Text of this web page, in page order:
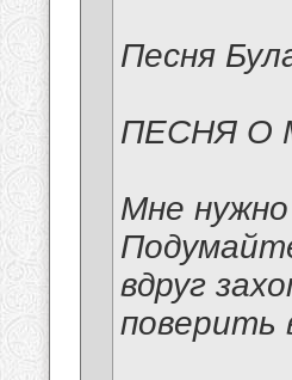
Песня
ПЕСНЯ О
Мне
вдруг
поверить